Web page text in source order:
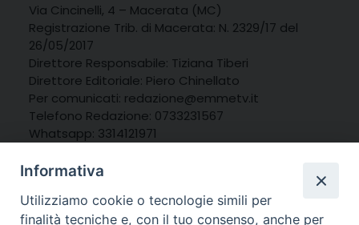
Via Cincinelli, 4 – Macerata (MC)
Registrazione Trib. di Macerata: N. 2329/17 del
26/05/2017
Direttore Responsabile: Tiziana Tiberi
Direttore Editoriale: Piero Chinellato
Per comunicati: redazione@emmetv.it
Telefono Redazione: 0733231567
Whatsapp: 3314121971
Informativa
Utilizziamo cookie o tecnologie simili per
finalità tecniche e, con il tuo consenso, anche per